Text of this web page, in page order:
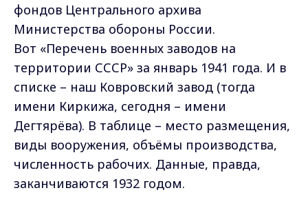
фондов Центрального архива
Министерства обороны России.
Вот «Перечень военных заводов на
территории СССР» за январь 1941 года. И в
списке – наш Ковровский завод (тогда
имени Киркижа, сегодня – имени
Дегтярёва). В таблице – место размещения,
виды вооружения, объёмы производства,
численность рабочих. Данные, правда,
заканчиваются 1932 годом.